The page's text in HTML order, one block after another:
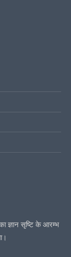
ज्ञान सृष्टि के आरम्भ